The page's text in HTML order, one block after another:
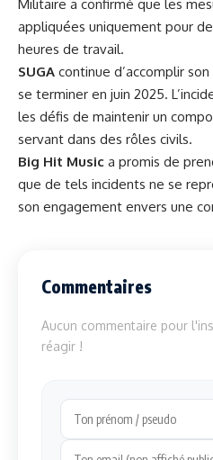
Militaire a confirmé que les
appliquées uniquement pour
heures de travail.
SUGA continue d’accomplir
se terminer en juin 2025.
les défis de maintenir un
servant dans des rôles civils.
Big Hit Music a promis de
que de tels incidents ne se
son engagement envers une
Commentaires
Aucun commentaire pour
réagir !